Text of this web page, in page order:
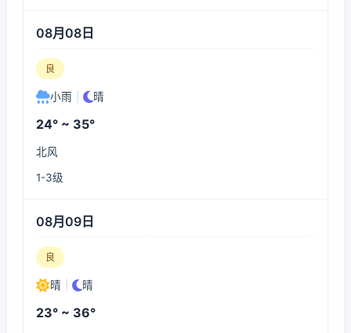
08月08日
良
小雨 晴
24° ~ 35°
北风
1-3级
08月09日
良
晴 晴
23° ~ 36°